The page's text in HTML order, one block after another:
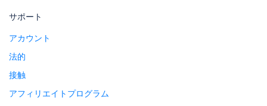
サポート
アカウント
法的
接触
アフィリエイトプログラム